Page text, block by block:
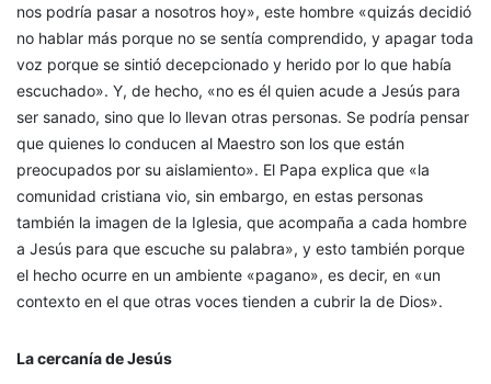
nos podría pasar a nosotros hoy», este hombre «quizás decidió
no hablar más porque no se sentía comprendido, y apagar toda
voz porque se sintió decepcionado y herido por lo que había
escuchado». Y, de hecho, «no es él quien acude a Jesús para
ser sanado, sino que lo llevan otras personas. Se podría pensar
que quienes lo conducen al Maestro son los que están
preocupados por su aislamiento». El Papa explica que «la
comunidad cristiana vio, sin embargo, en estas personas
también la imagen de la Iglesia, que acompaña a cada hombre
a Jesús para que escuche su palabra», y esto también porque
el hecho ocurre en un ambiente «pagano», es decir, en «un
contexto en el que otras voces tienden a cubrir la de Dios».
La cercanía de Jesús